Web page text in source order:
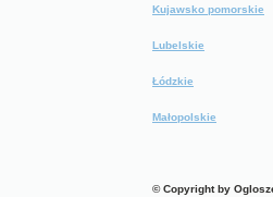
Kujawsko pomorskie
Lubelskie
Łódzkie
Małopolskie
© Copyright by